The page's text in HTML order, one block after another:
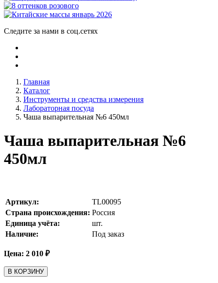
Следите за нами в соц.сетях
Главная
Каталог
Инструменты и средства измерения
Лабораторная посуда
Чаша выпарительная №6 450мл
Чаша выпарительная №6
450мл
Артикул:
TL00095
Страна происхождения: Россия
Единица учёта:
шт.
Наличие:
Под заказ
Цена: 2 010 ₽
В КОРЗИНУ